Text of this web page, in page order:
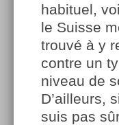
habituel,
le Suisse
trouvé à y
contre un
niveau de
D’ailleurs,
suis pas